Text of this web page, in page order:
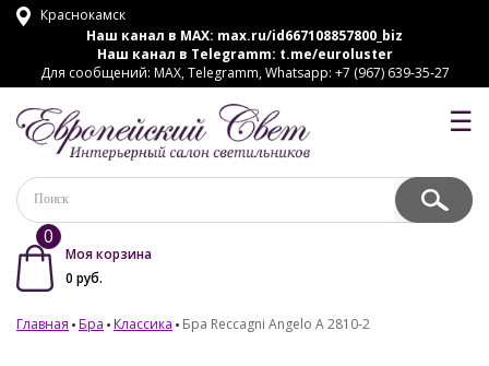
Краснокамск
Наш канал в MAX: max.ru/id667108857800_biz
Наш канал в Telegramm: t.me/euroluster
Для сообщений: MAX, Telegramm, Whatsapp: +7 (967) 639-35-27
☰
0
Моя корзина
0 руб.
Главная Бра Классика Бра Reccagni Angelo A 2810-2